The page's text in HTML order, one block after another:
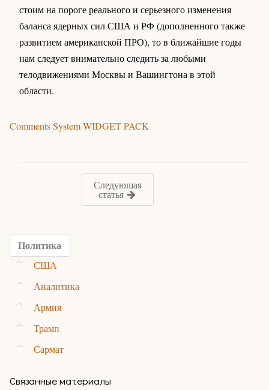
стоим на пороге реального и серьезного изменения
баланса ядерных сил США и РФ (дополненного также
развитием американской ПРО), то в ближайшие годы
нам следует внимательно следить за любыми
телодвижениями Москвы и Вашингтона в этой
области.
Comments System WIDGET PACK
Следующая
статья
Политика
США
Аналитика
Армия
Трамп
Сармат
Связанные материалы